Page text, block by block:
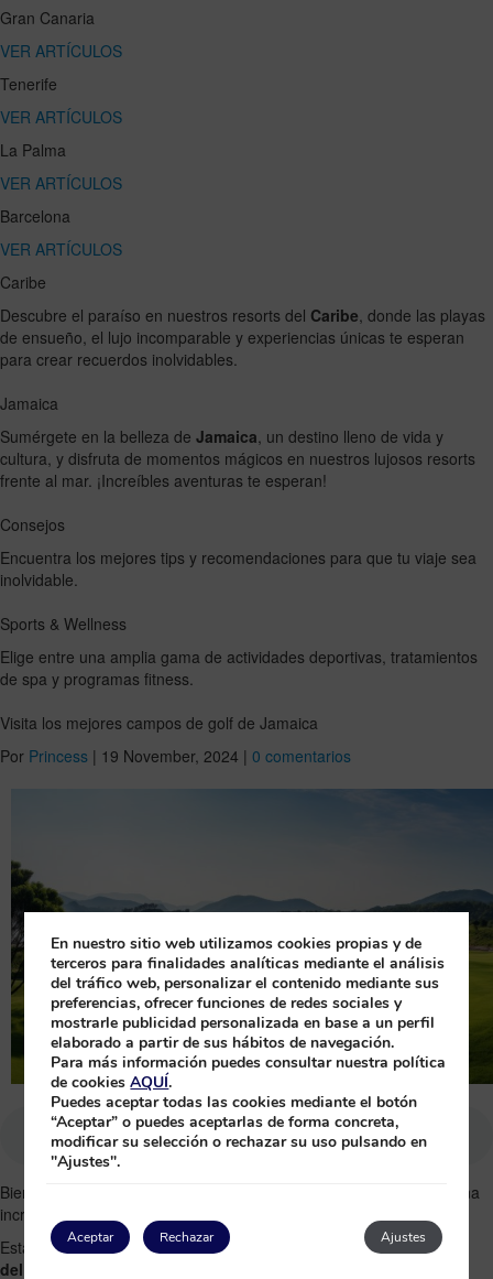
Gran Canaria
VER ARTÍCULOS
Tenerife
VER ARTÍCULOS
La Palma
VER ARTÍCULOS
Barcelona
VER ARTÍCULOS
Caribe
Descubre el paraíso en nuestros resorts del Caribe , donde las playas
de ensueño, el lujo incomparable y experiencias únicas te esperan
para crear recuerdos inolvidables.
Jamaica
Sumérgete en la belleza de Jamaica , un destino lleno de vida y
cultura, y disfruta de momentos mágicos en nuestros lujosos resorts
frente al mar. ¡Increíbles aventuras te esperan!
Consejos
Encuentra los mejores tips y recomendaciones para que tu viaje sea
inolvidable.
Sports & Wellness
Elige entre una amplia gama de actividades deportivas, tratamientos
de spa y programas fitness.
Visita los mejores campos de golf de Jamaica
Por Princess | 19 November, 2024 | 0 comentarios
Bienvenidos a
, un vibrante paraíso caribeño que ofrece una
increíble
Esta isla es un tesoro deaventura . Para losamantes
del golf
En nuestro sitio web utilizamos cookies propias y de
terceros para finalidades analíticas mediante el análisis
del tráfico web, personalizar el contenido mediante sus
preferencias, ofrecer funciones de redes sociales y
mostrarle publicidad personalizada en base a un perfil
elaborado a partir de sus hábitos de navegación.
Para más información puedes consultar nuestra política
de cookiesAQUÍ.
Puedes aceptar todas las cookies mediante el botón
“Aceptar” o puedes aceptarlas de forma concreta,
modificar su selección o rechazar su uso pulsando en
"Ajustes".
Aceptar Ajustes
Rechazar